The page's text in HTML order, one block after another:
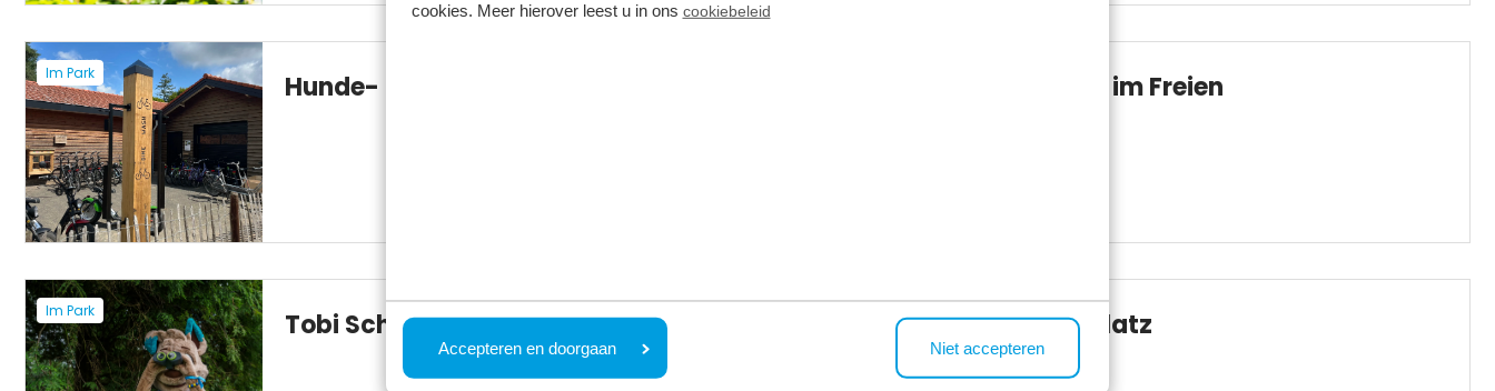
cookies. Meer hierover leest u in ons cookiebeleid
Accepteren en doorgaan Niet accepteren
Im Park Hunde- und Fahrradwäsche Fitness im Freien
Im Park Tobi Schnitzeljagd Sportplatz